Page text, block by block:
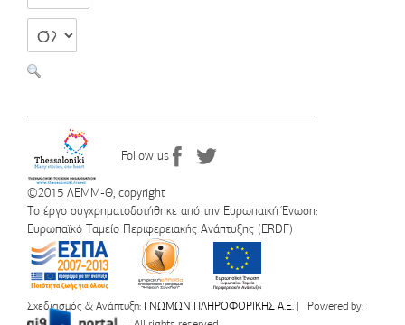
Follow us
©2015 ΛΕΜΜ-Θ, copyright
Το έργο συγχρηματοδοτήθηκε από την Ευρωπαική Ένωση:
Ευρωπαϊκό Ταμείο Περιφερειακής Ανάπτυξης (ERDF)
Σχεδιασμός & Ανάπτυξη: ΓΝΩΜΩΝ ΠΛΗΡΟΦΟΡΙΚΗΣ Α.Ε. | Powered by: